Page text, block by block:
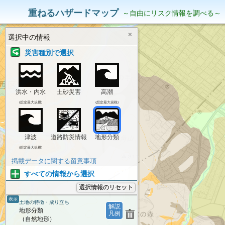
重ねるハザードマップ ～自由にリスク情報を調べる～
災害リスク情報
選択中の情報 ×
災害種別で選択
洪水・内水
(想定最大規模)
土砂災害 高潮
(想定最大規模)
津波
(想定最大規模)
道路防災情報 地形分類
掲載データに関する留意事項
すべての情報から選択
選択情報のリセット
解説
凡例
表示
土地の特徴・成り立ち
地形分類
（自然地形）